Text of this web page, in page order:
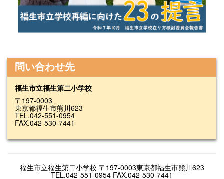
問い合わせ先
福生市立福生第二小学校
〒197-0003
東京都福生市熊川623
TEL.042-551-0954
FAX.042-530-7441
福生市立福生第二小学校 〒197-0003東京都福生市熊川623
TEL.042-551-0954 FAX.042-530-7441